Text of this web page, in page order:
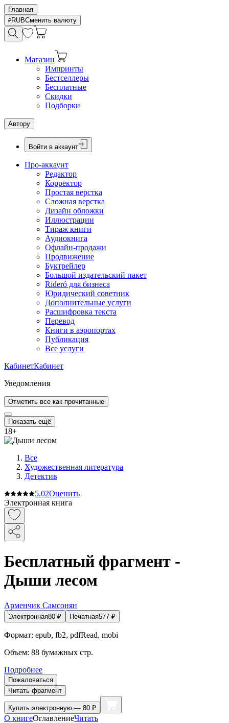
Главная
RUBСменить валюту
Магазин
Импринты
Бестселлеры
Бесплатные
Скидки
Подборки
Автору
Войти в аккаунт
Про-аккаунт
Редактор
Корректор
Простая верстка
Сложная верстка
Дизайн обложки
Иллюстрации
Тираж книги
Аудиокнига
Офлайн-продажи
Продвижение
Буктрейлер
Большой издательский пакет
Rideró для бизнеса
Юридический советник
Дополнительные услуги
Расшифровка текста
Перевод
Книги в аэропортах
Публикация
Все услуги
КабинетКабинет
Уведомления
Отметить все как прочитанные
Показать ещё
18+
Все
Художественная литература
Детектив
5.02Оценить
Электронная книга
Бесплатный фрагмент -
Дыши лесом
Арменчик Самсонян
Электронная80 ₽ Печатная577 ₽
Формат: epub, fb2, pdfRead, mobi
Объем: 88 бумажных стр.
Подробнее
Пожаловаться
Читать фрагмент
Купить электронную — 80 ₽
О книгеОглавлениеЧитать